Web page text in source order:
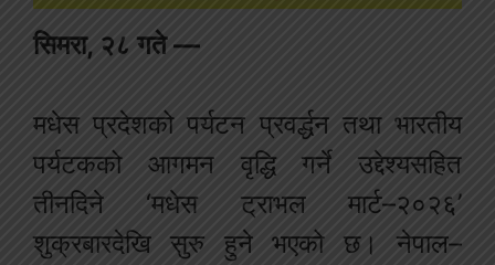
सिमरा, २८ गते —
मधेस प्रदेशको पर्यटन प्रवर्द्धन तथा भारतीय
पर्यटकको आगमन वृद्धि गर्ने उद्देश्यसहित
तीनदिने ‘मधेस ट्राभल मार्ट–२०२६’
शुक्रबारदेखि सुरु हुने भएको छ। नेपाल–